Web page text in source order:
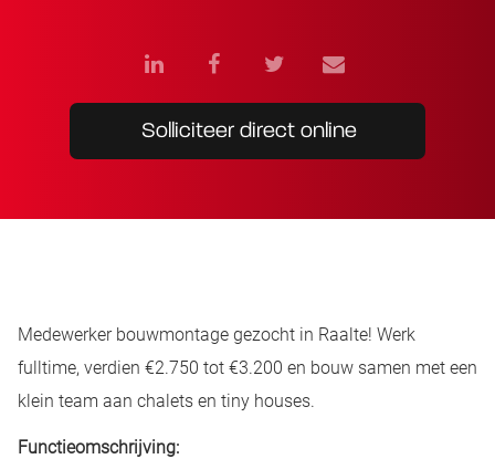
Solliciteer direct online
Medewerker bouwmontage gezocht in Raalte! Werk
fulltime, verdien €2.750 tot €3.200 en bouw samen met een
klein team aan chalets en tiny houses.
Functieomschrijving: